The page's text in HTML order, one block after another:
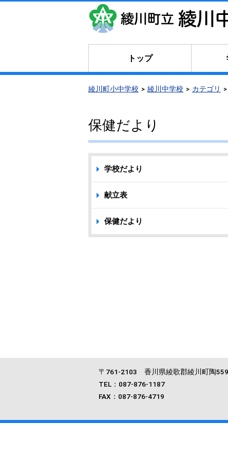
トップ
綾川町小中学校 綾川中学校 カテゴリ
保健だより
学校だより
献立表
保健だより
〒761‐2103 香川県綾歌郡綾川町陶
TEL：087-876-1187
FAX：087-876-4719